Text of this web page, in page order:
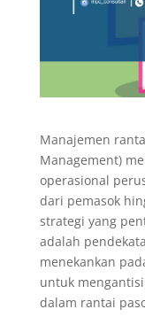
Manajemen
Management)
operasional
dari pemasok
strategi yang
adalah
menekankan
untuk
dalam rantai